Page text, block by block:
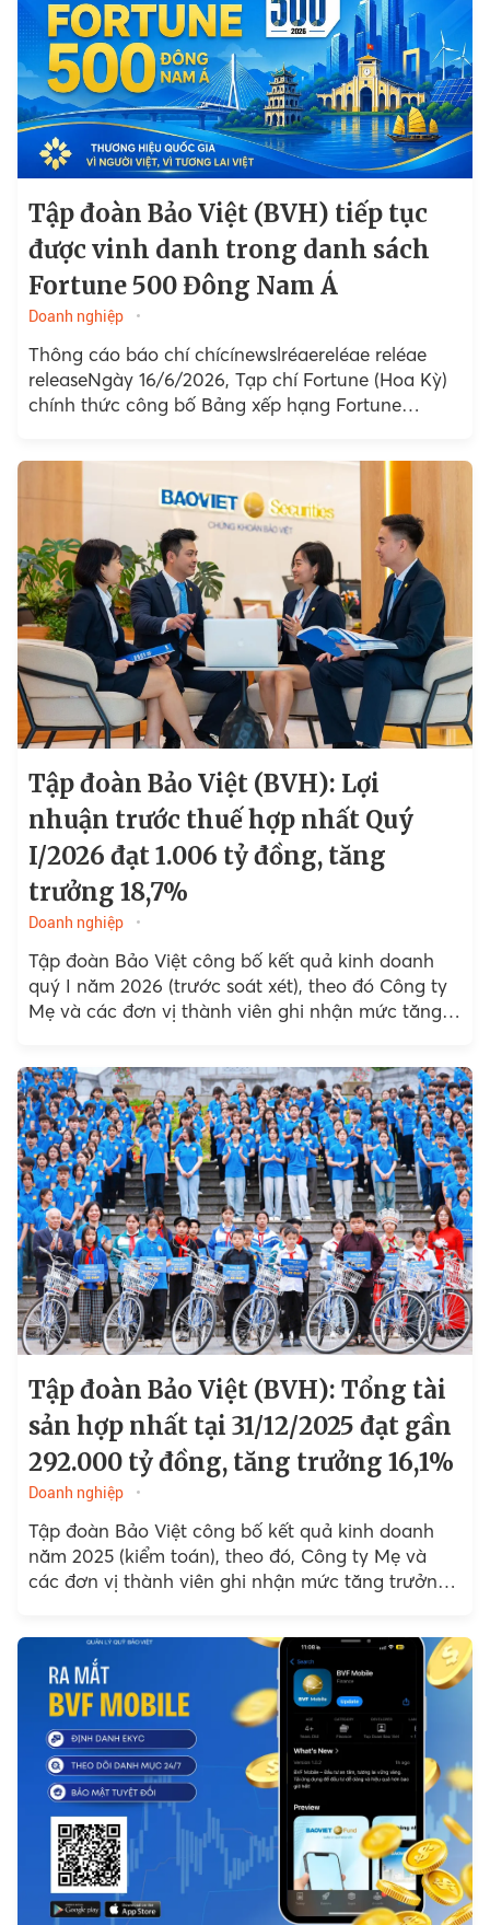
Tập đoàn Bảo Việt (BVH) tiếp tục
được vinh danh trong danh sách
Fortune 500 Đông Nam Á
Doanh nghiệp
Thông cáo báo chí chícínewslréaereléae reléae
releaseNgày 16/6/2026, Tạp chí Fortune (Hoa Kỳ)
chính thức công bố Bảng xếp hạng Fortune
Tập đoàn Bảo Việt (BVH): Lợi
nhuận trước thuế hợp nhất Quý
I/2026 đạt 1.006 tỷ đồng, tăng
trưởng 18,7%
Doanh nghiệp
Tập đoàn Bảo Việt công bố kết quả kinh doanh
quý I năm 2026 (trước soát xét), theo đó Công ty
Mẹ và các đơn vị thành viên ghi nhận mức tăng
Tập đoàn Bảo Việt (BVH): Tổng tài
sản hợp nhất tại 31/12/2025 đạt gần
292.000 tỷ đồng, tăng trưởng 16,1%
Doanh nghiệp
Tập đoàn Bảo Việt công bố kết quả kinh doanh
năm 2025 (kiểm toán), theo đó, Công ty Mẹ và
các đơn vị thành viên ghi nhận mức tăng trưởng